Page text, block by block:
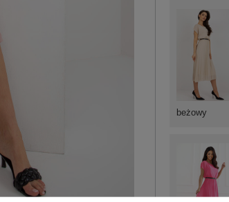
beżowy